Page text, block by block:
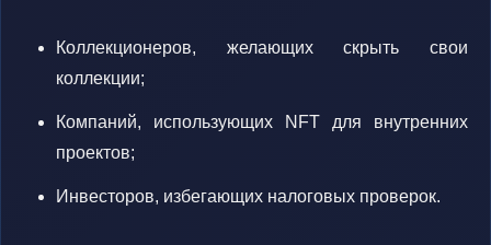
Коллекционеров, желающих скрыть свои
коллекции;
Компаний, использующих NFT для внутренних
проектов;
Инвесторов, избегающих налоговых проверок.